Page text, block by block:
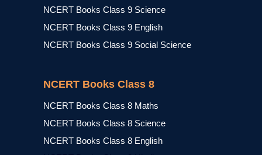
NCERT Books Class 9 Science
NCERT Books Class 9 English
NCERT Books Class 9 Social Science
NCERT Books Class 8
NCERT Books Class 8 Maths
NCERT Books Class 8 Science
NCERT Books Class 8 English